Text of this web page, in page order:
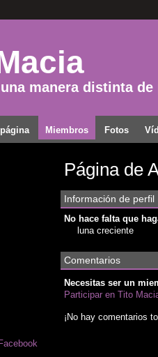
manera distinta
Miembros Fotos
Página de
Información de perfil
No hace falta que
luna creciente
Comentarios
Necesitas ser un
Participar en Tito
¡No hay comentarios